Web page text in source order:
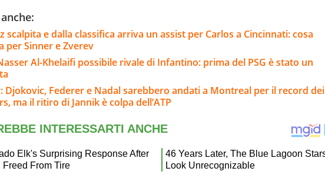
scalpita e dalla classifica arriva un assist per Carlos a Cincinnati: cosa
per Sinner e Zverev
Al-Khelaifi possibile rivale di Infantino: prima del PSG è stato un
Djokovic, Federer e Nadal sarebbero andati a Montreal per il record dei
ma il ritiro di Jannik è colpa dell’ATP